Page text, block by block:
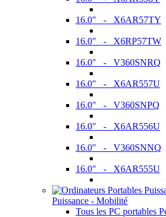
16.0" - X6AR57TY
16.0" - X6RP57TW
16.0" - V360SNRQ
16.0" - X6AR557U
16.0" - V360SNPQ
16.0" - X6AR556U
16.0" - V360SNNQ
16.0" - X6AR555U
Puissance - Mobilité
Tous les PC portables